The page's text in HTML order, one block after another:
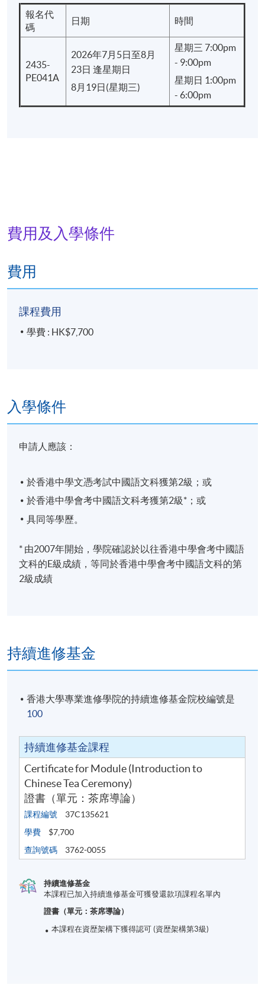
於指定時間內完成所有作業，並取得合格成績
學院將盡量按所列的資料安排課程，惟學院保留在有
需要的情況下作出改動的權利。學員將獲另行通知。
2435-PE041A
地點
報名代
碼
日期 時間
2435-
PE041A
2026年7月5日至8月
23日 逢星期日
8月19日(星期三)
星期三 7:00pm
- 9:00pm
星期日 1:00pm
- 6:00pm
費用及入學條件
費用
課程費用
學費 : HK$7,700
入學條件
申請人應該：
於香港中學文憑考試中國語文科獲第2級；或
於香港中學會考中國語文科考獲第2級*；或
具同等學歷。
* 由2007年開始，學院確認於以往香港中學會考中國語
文科的E級成績，等同於香港中學會考中國語文科的第
2級成績
持續進修基金
香港大學專業進修學院的持續進修基金院校編號是
100
持續進修基金課程
Certificate for Module (Introduction to
Chinese Tea Ceremony)
證書（單元：茶席導論）
課程編號
37C135621
學費
$7,700
查詢號碼
3762-0055
持續進修基金
本課程已加入持續進修基金可獲發還款項課程名單內
證書（單元：茶席導論）
本課程在資歴架構下獲得認可 (資歴架構第3級)